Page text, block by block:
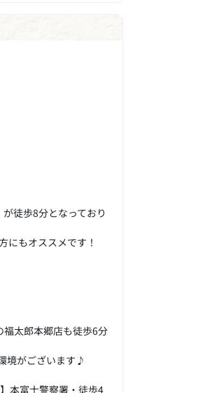
徒歩8分となっており
にもオススメです！
太郎本郷店も徒歩6分
境がございます♪
本富士警察署・徒歩4